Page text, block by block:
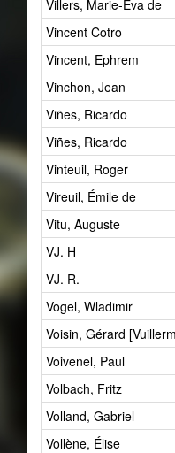
Villers, Marie-Éva de
Vincent Cotro
Vincent, Ephrem
Vinchon, Jean
Viñes, Ricardo
Viñes, Ricardo
Vinteuil, Roger
Vireuil, Émile de
Vitu, Auguste
VJ. H
VJ. R.
Vogel, Wladimir
Voisin, Gérard
Voivenel, Paul
Volbach, Fritz
Volland, Gabriel
Vollène, Élise